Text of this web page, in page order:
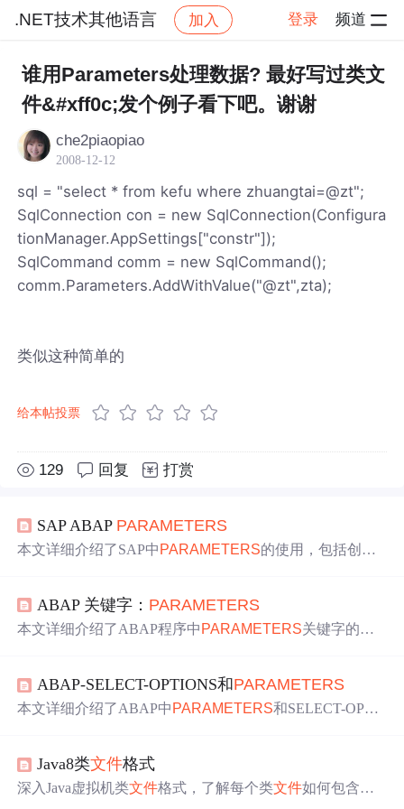
.NET技术其他语言 加入 登录 频道
社区 .NET技术其他语言 帖子详情
谁用Parameters处理数据? 最好写过类文
件&#xff0c;发个例子看下吧。谢谢
che2piaopiao
2008-12-12
sql = "select * from kefu where zhuangtai=@zt";
SqlConnection con = new SqlConnection(Configura
tionManager.AppSettings["constr"]);
SqlCommand comm = new SqlCommand();
comm.Parameters.AddWithValue("@zt",zta);
类似这种简单的
给本帖投票
129 回复 打赏
SAP ABAP PARAMETERS
本文详细介绍了SAP中 PARAMETERS的使用，包括创建
NS，它不生成内表，但可在程序中作为变量使用。通过示
例展示了如何创建必填的输入域、多选框和单选按钮等，
ABAP 关键字： PARAMETERS
本文详细介绍了ABAP程序中 PARAMETERS关键字的使
优化用户体验。
ABAP-SELECT-OPTIONS和PARAMETERS
本文详细介绍了ABAP中 PARAMETERS和SELECT-OPTI
ONS则支持多选，常用于in查询。此外，还讲解了如何通
过调整SELECT-OPTIONS实现既可单选又能全选的效果。
Java8类文件格式
深入Java虚拟机类文件格式，了解每个类文件如何包含单